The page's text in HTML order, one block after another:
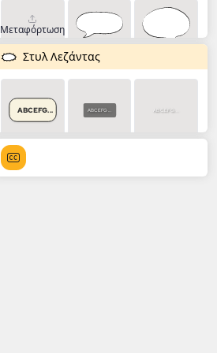
Μεταφόρτωση
Στυλ Λεζάντας
ABCEFG... ABCEFG... ABCEFG...
ABCEFG... ABCEFG...